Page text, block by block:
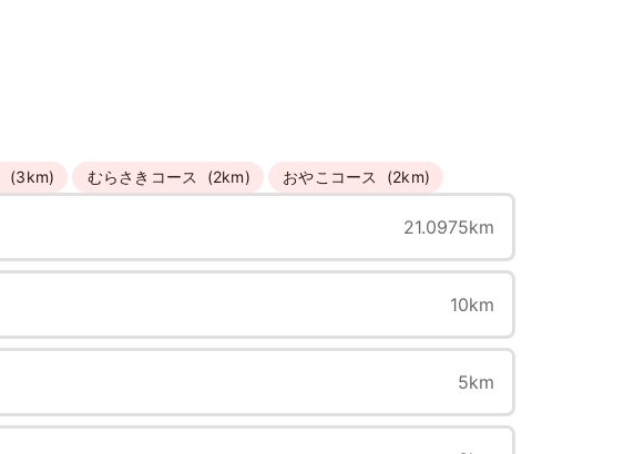
(3km) むらさきコース (2km) おやこコース (2km)
21.0975km
10km
5km